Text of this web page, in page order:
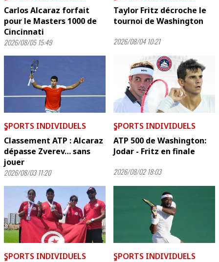
Carlos Alcaraz forfait
pour le Masters 1000 de
Cincinnati
2026/08/05 15:49
Taylor Fritz décroche le
tournoi de Washington
2026/08/04 10:21
ٍSPORTS INDIVIDUELS
Classement ATP : Alcaraz
dépasse Zverev… sans
jouer
2026/08/03 11:20
ٍSPORTS INDIVIDUELS
ATP 500 de Washington:
Jodar - Fritz en finale
2026/08/02 18:03
ٍSPORTS INDIVIDUELS
ٍSPORTS INDIVIDUELS